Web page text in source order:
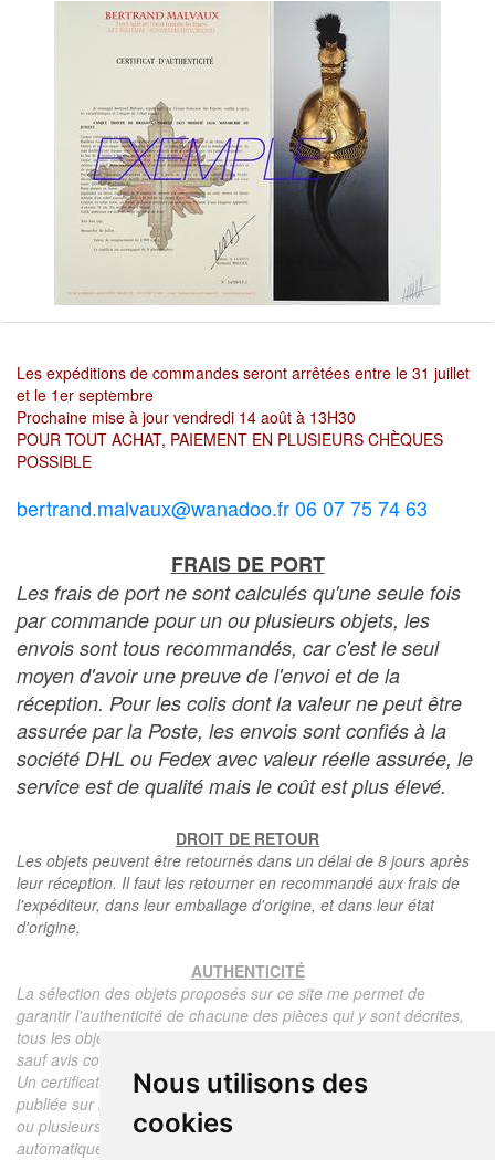
Nous utilisons des
cookies
Les expéditions de commandes seront arrêtées entre le 31 juillet
et le 1er septembre
Prochaine mise à jour vendredi 14 août à 13H30
POUR TOUT ACHAT, PAIEMENT EN PLUSIEURS CHÈQUES
POSSIBLE
bertrand.malvaux@wanadoo.fr 06 07 75 74 63
FRAIS DE PORT
Les frais de port ne sont calculés qu'une seule fois
par commande pour un ou plusieurs objets, les
envois sont tous recommandés, car c'est le seul
moyen d'avoir une preuve de l'envoi et de la
réception. Pour les colis dont la valeur ne peut être
assurée par la Poste, les envois sont confiés à la
société DHL ou Fedex avec valeur réelle assurée, le
service est de qualité mais le coût est plus élevé.
DROIT DE RETOUR
Les objets peuvent être retournés dans un délai de 8 jours après
leur réception. Il faut les retourner en recommandé aux frais de
l'expéditeur, dans leur emballage d'origine, et dans leur état
d'origine,
AUTHENTICITÉ
La sélection des objets proposés sur ce site me permet de
garantir l'authenticité de chacune des pièces qui y sont décrites,
tous les objets proposés sont garantis d'époque et authentiques,
sauf avis contraire ou restriction dans la description.
Un certificat d'authenticité de l'objet reprenant la description
publiée sur le site, l'époque, le prix de vente, accompagné d'une
ou plusieurs photographies en couleurs est communiqué
automatiquement pour tout objet dont le prix est supérieur à 130